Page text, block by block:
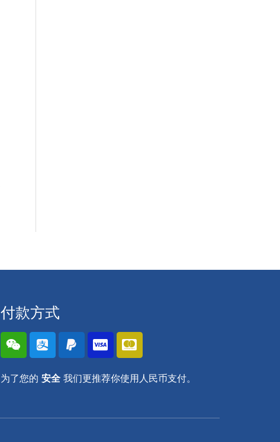
付款方式
为了您的 安全我们更推荐你使用人民币支付。